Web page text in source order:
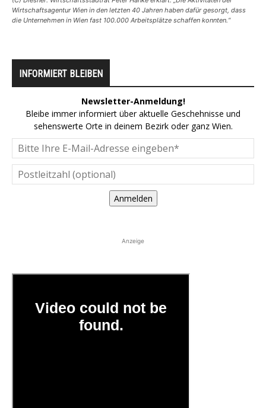
Wirtschaftsagentur Wien in den letzten 40 Jahren haben dafür gesorgt, dass
die Unternehmen in Wien fast 100.000 Arbeitsplätze schaffen konnten.“
INFORMIERT BLEIBEN
Newsletter-Anmeldung!
Bleibe immer informiert über aktuelle Geschehnisse und
sehenswerte Orte in deinem Bezirk oder ganz Wien.
Anmelden
Anzeige